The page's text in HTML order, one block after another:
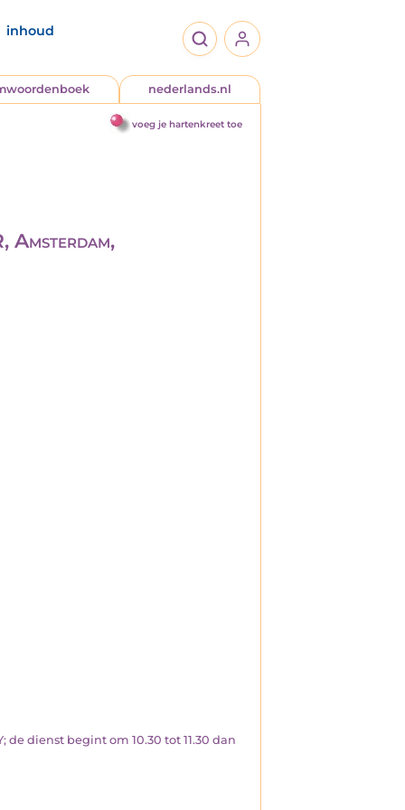
inhoud
nederlands.nl
voeg je hartenkreet toe
de dienst begint om 10.30 tot 11.30 dan